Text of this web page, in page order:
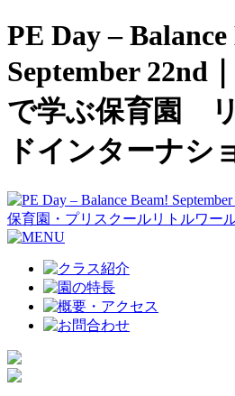
PE Day – Balance
September 22nd
で学ぶ保育園
ドインターナシ